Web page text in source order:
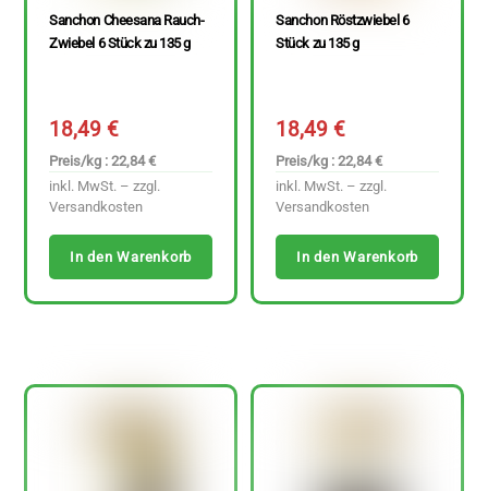
Sanchon Cheesana Rauch-
Zwiebel 6 Stück zu 135 g
18,49€
Preis/kg : 22,84 €
inkl. MwSt. – zzgl.
Versandkosten
In den Warenkorb
Sanchon Röstzwiebel 6
Stück zu 135 g
18,49€
Preis/kg : 22,84 €
inkl. MwSt. – zzgl.
Versandkosten
In den Warenkorb